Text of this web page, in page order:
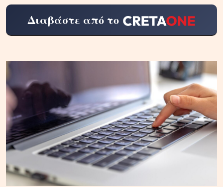
Διαβάστε από το